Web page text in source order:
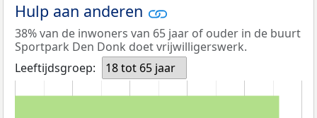
Hulp aan anderen
38% van de inwoners van 65 jaar of ouder in de buurt
Sportpark Den Donk doet vrijwilligerswerk.
Leeftijdsgroep:
18 tot 65 jaar